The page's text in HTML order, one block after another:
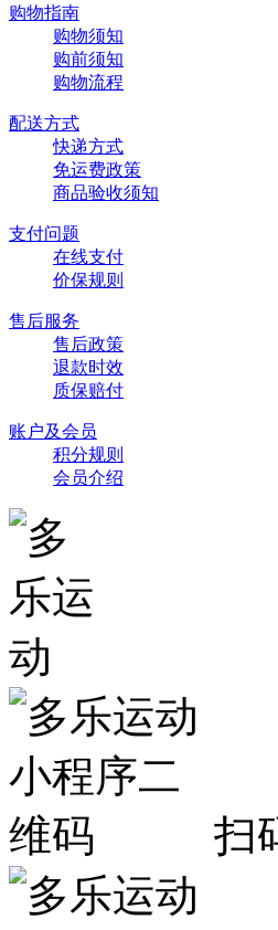
购物指南
购物须知
购前须知
购物流程
配送方式
快递方式
免运费政策
商品验收须知
支付问题
在线支付
价保规则
售后服务
售后政策
退款时效
质保赔付
账户及会员
积分规则
会员介绍
扫